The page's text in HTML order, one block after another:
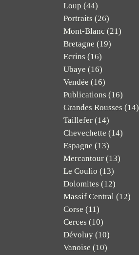
Loup (44)
Portraits (26)
Mont-Blanc (21)
Bretagne (19)
Ecrins (16)
Ubaye (16)
Vendée (16)
Publications (16)
Grandes Rousses (14)
Taillefer (14)
Chevechette (14)
Espagne (13)
Mercantour (13)
Le Coulio (13)
Dolomites (12)
Massif Central (12)
Corse (11)
Cerces (10)
Dévoluy (10)
Vanoise (10)